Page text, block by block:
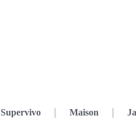
Supervivo Maison